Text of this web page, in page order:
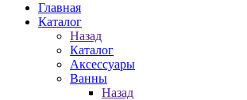
Главная
Каталог
Назад
Каталог
Аксессуары
Ванны
Назад